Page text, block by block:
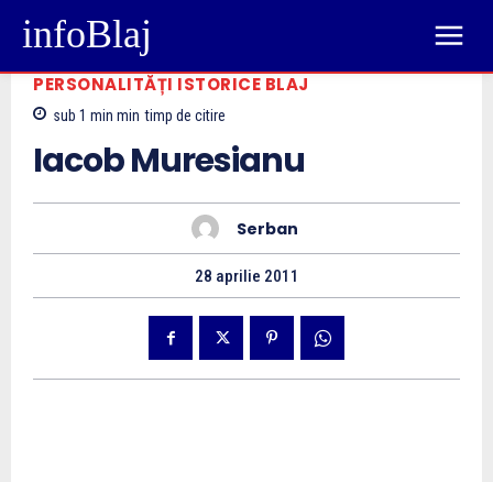
infoBlaj
PERSONALITĂȚI ISTORICE BLAJ
sub 1 min min timp de citire
Iacob Muresianu
Serban
28 aprilie 2011